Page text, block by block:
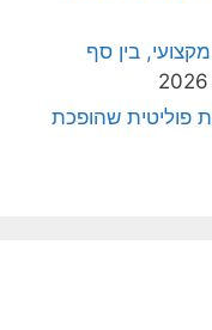
בין סף
פוליטית שהופכת